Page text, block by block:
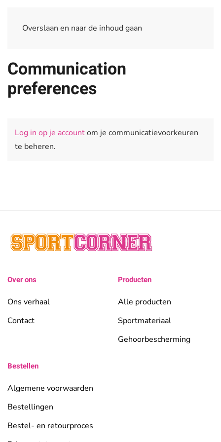
Overslaan en naar de inhoud gaan
Communication
preferences
Log in op je accountom je communicatievoorkeuren
te beheren.
Over ons
Ons verhaal
Contact
Producten
Alle producten
Sportmateriaal
Gehoorbescherming
Bestellen
Algemene voorwaarden
Bestellingen
Bestel- en retourproces